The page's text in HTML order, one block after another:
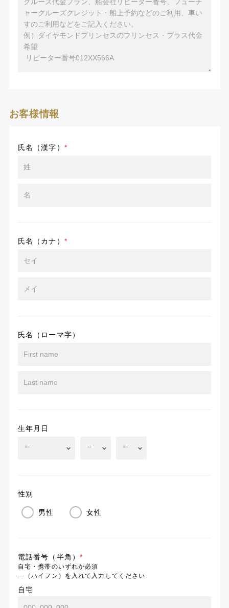
お客様情報
氏名（漢字） *
氏名（カナ） *
氏名（ローマ字）
生年月日
性別
男性 女性
電話番号（半角） *
自宅・携帯のいずれか必須
―（ハイフン）を入れて入力してください
自宅